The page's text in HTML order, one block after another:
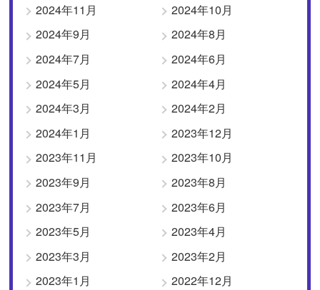
2024年11月
2024年10月
2024年9月
2024年8月
2024年7月
2024年6月
2024年5月
2024年4月
2024年3月
2024年2月
2024年1月
2023年12月
2023年11月
2023年10月
2023年9月
2023年8月
2023年7月
2023年6月
2023年5月
2023年4月
2023年3月
2023年2月
2023年1月
2022年12月